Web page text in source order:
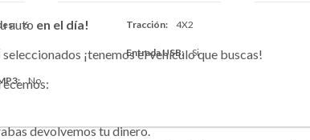
6 Tracción 4X2
Entrada USB Si
No
auto en el día!
¡tenemos el vehículo que buscas!
devolvemos tu dinero.